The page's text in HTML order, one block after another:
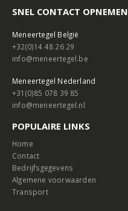
SNEL CONTACT OPNEMEN
Meneertegel België
+32(0)14 48 26 29
info@meneertegel.be
Meneertegel Nederland
+31(0)85 078 39 85
info@meneertegel.nl
POPULAIRE LINKS
Home
Contact
Bedrijfsgegevens
Algemene voorwaarden
Transport